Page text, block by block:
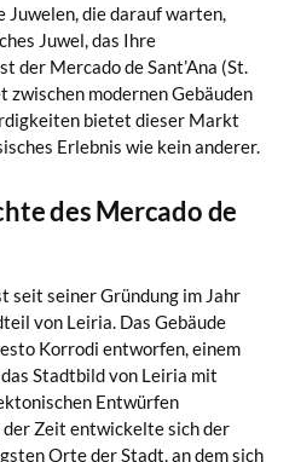
die darauf warten,
Juwel, das Ihre
der Mercado de Sant’Ana (St.
zwischen modernen Gebäuden
bietet dieser Markt
Erlebnis wie kein anderer.
des Mercado de
seit seiner Gründung im Jahr
von Leiria. Das Gebäude
Korrodi entworfen, einem
Stadtbild von Leiria mit
Entwürfen
Zeit entwickelte sich der
Orte der Stadt, an dem sich